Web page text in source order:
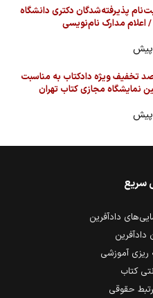
پذیرفته‌شدگان دکتری دانشگاه
/ اعلام مدارک نام‌نویسی
تخفیف ویژه دادکتاب به مناسبت
نمایشگاه مجازی کتاب تهران
سریع
دادآفرین
ریزی آموزشی
کتاب
حقوقی